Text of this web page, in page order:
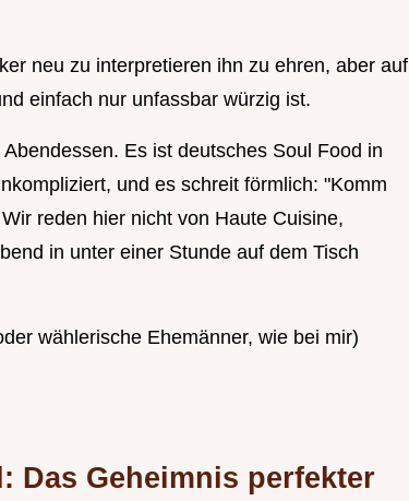
neu zu interpretieren ihn zu ehren, aber auf
einfach nur unfassbar würzig ist.
Es ist deutsches Soul Food in
und es schreit förmlich: "Komm
reden hier nicht von Haute Cuisine,
in unter einer Stunde auf dem Tisch
wählerische Ehemänner, wie bei mir)
Das Geheimnis perfekter